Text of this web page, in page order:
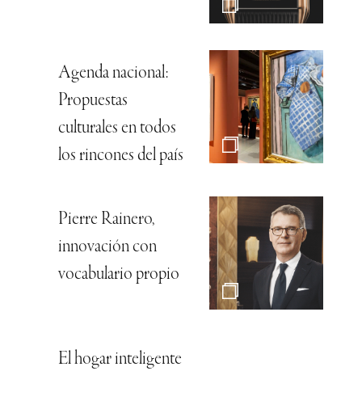
Agenda nacional:
Propuestas
culturales en todos
los rincones del país
Pierre Rainero,
innovación con
vocabulario propio
El hogar inteligente